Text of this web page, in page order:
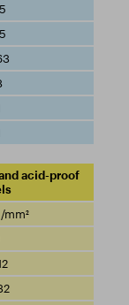
acid-proof
mm²